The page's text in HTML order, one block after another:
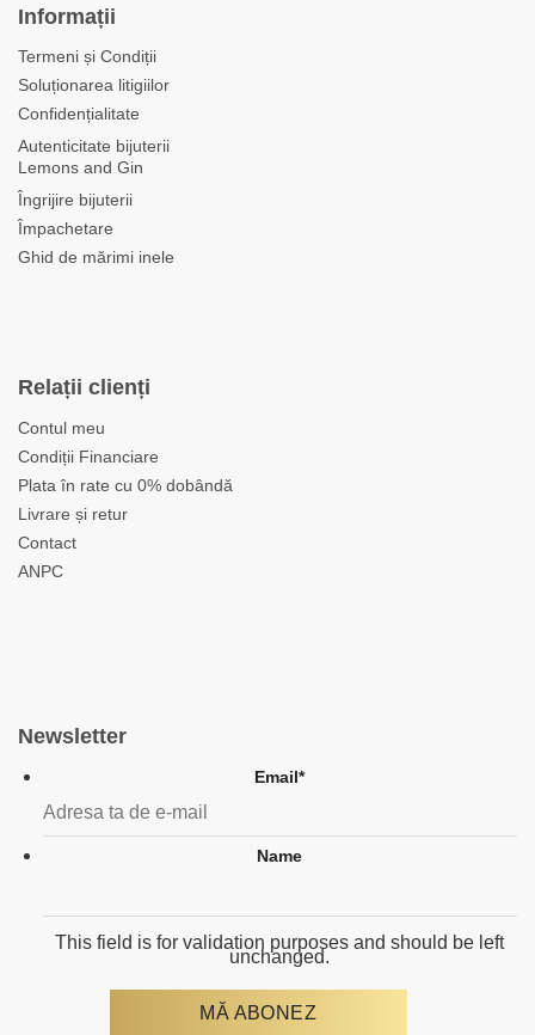
Informații
Termeni și Condiții
Soluționarea litigiilor
Confidențialitate
Autenticitate bijuterii
Lemons and Gin
Îngrijire bijuterii
Împachetare
Ghid de mărimi inele
Relații clienți
Contul meu
Condiții Financiare
Plata în rate cu 0% dobândă
Livrare și retur
Contact
ANPC
Newsletter
Email*
Name
This field is for validation purposes and should be left
unchanged.